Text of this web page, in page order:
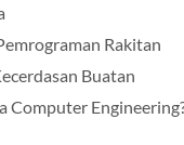
Rakitan
Buatan
Computer